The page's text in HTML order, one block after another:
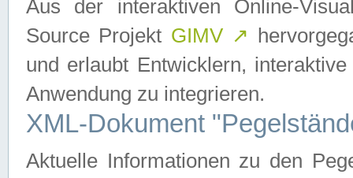
Aus der interaktiven Online-
Source Projekt GIMV ↗
und erlaubt Entwicklern,
Anwendung zu integrieren.
XML-Dokument
Aktuelle Informationen zu den